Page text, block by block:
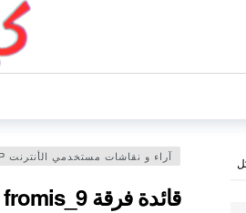
آراء و نقاشات مستخدمي الأنترنت KPOP